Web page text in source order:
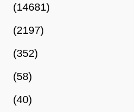
(14681)
(2197)
(352)
(58)
(40)